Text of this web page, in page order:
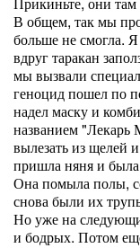
В общем, так мы
больше не смогла.
вдруг таракан
мы вызвали
геноцид пошел по
надел маску и
названием "Лекарь
вылезать из щелей
пришла няня и
Она помыла полы,
снова были их
Но уже на
и бодрых. Потом